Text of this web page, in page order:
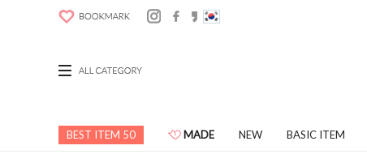
BEST ITEM 50 MADE NEW BASIC ITEM